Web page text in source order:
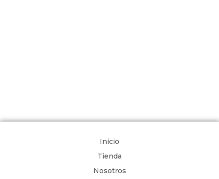
Inicio
Tienda
Nosotros